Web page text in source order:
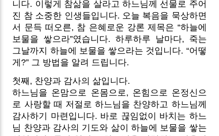
니다. 이렇게 참삶을 살라고 하느님께 선물로 주어
진 참 소중한 인생들입니다. 오늘 복음을 묵상하면
서 문득 떠오른, 참 은혜로운 강론 제목은 “하늘에
보물을 쌓으라”였습니다. 하루하루 날마다, 죽는
그날까지 하늘에 보물을 쌓으라는 것입니다. “어떻
게?” 그 방법을 알려 드립니다.
첫째, 찬양과 감사의 삶입니다.
하느님을 온맘으로 온몸으로, 온힘으로 온정신으
로 사랑할 때 저절로 하느님을 찬양하고 하느님께
감사하기 마련입니다. 바로 끊임없이 바치는 하느
님 찬양과 감사의 기도와 삶이 하늘에 보물을 쌓는